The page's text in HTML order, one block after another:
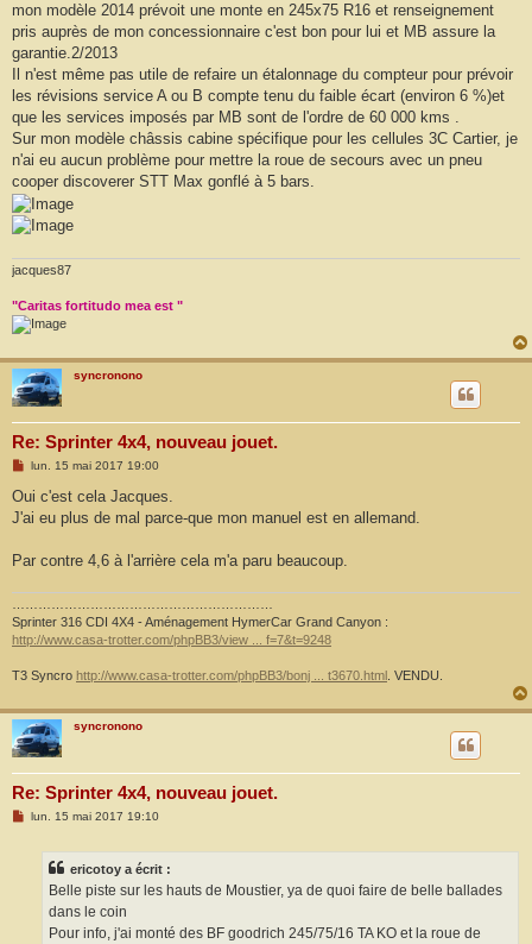
mon modèle 2014 prévoit une monte en 245x75 R16 et renseignement
pris auprès de mon concessionnaire c'est bon pour lui et MB assure la
garantie.2/2013
Il n'est même pas utile de refaire un étalonnage du compteur pour prévoir
les révisions service A ou B compte tenu du faible écart (environ 6 %)et
que les services imposés par MB sont de l'ordre de 60 000 kms .
Sur mon modèle châssis cabine spécifique pour les cellules 3C Cartier, je
n'ai eu aucun problème pour mettre la roue de secours avec un pneu
cooper discoverer STT Max gonflé à 5 bars.
jacques87
"Caritas fortitudo mea est "
syncronono
Re: Sprinter 4x4, nouveau jouet.
M
s
a
lun. 15 mai 2017 19:00
Oui c'est cela Jacques.
J'ai eu plus de mal parce-que mon manuel est en allemand.
Par contre 4,6 à l'arrière cela m'a paru beaucoup.
Sprinter 316 CDI 4X4 - Aménagement HymerCar Grand Canyon :
http://www.casa-trotter.com/phpBB3/view ... f=7&t=9248
T3 Syncro http://www.casa-trotter.com/phpBB3/bonj ... t3670.html . VENDU.
syncronono
Re: Sprinter 4x4, nouveau jouet.
Mlun. 15 mai 2017 19:10
ericotoy a écrit :
Belle piste sur les hauts de Moustier, ya de quoi faire de belle ballades
dans le coin
Pour info, j'ai monté des BF goodrich 245/75/16 TA KO et la roue de